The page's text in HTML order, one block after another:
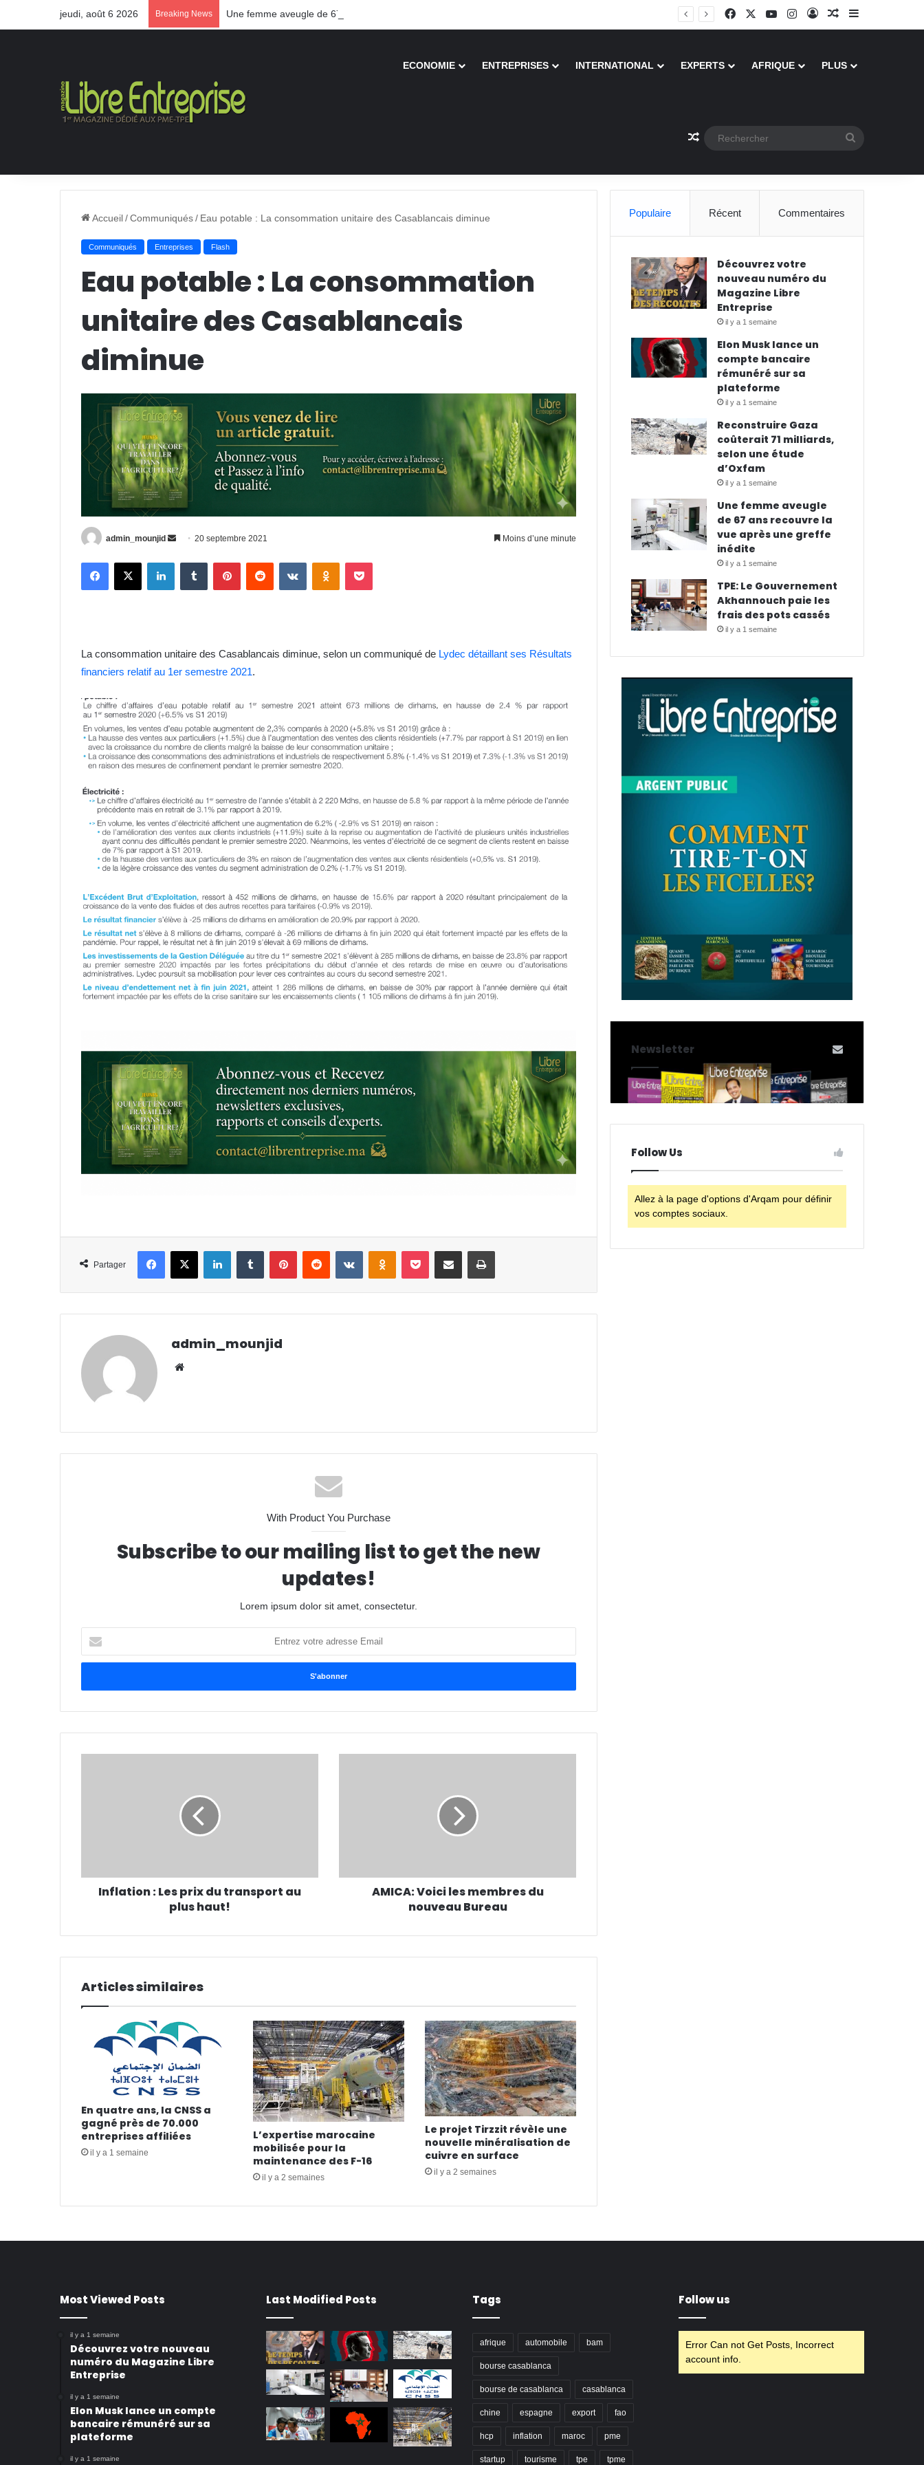
jeudi, août 6 2026 Breaking News Une femme aveugle de 67 ans recouvre la vue après une greffe inédite FacebookYouTubeInstagramConnexion
Article Aléatoire
Sidebar
ECONOMIE ENTREPRISES INTERNATIONAL EXPERTS AFRIQUE PLUS
Article Aléatoire
Accueil/Communiqués/ Eau potable : La consommation unitaire des Casablancais diminue
Communiqués Entreprises Flash
Eau potable : La consommation
unitaire des Casablancais
diminue
admin_mounjid
Envoyer
courriel
20 septembre 2021 Moins d’une minute
Facebook
X LinkedinTumblr PinterestReddit VKontakteOdnoklassniki
Pocket
La consommation unitaire des Casablancais diminue, selon un communiqué de Lydec détaillant ses Résultats
financiers relatif au 1er semestre 2021.
Partager
Facebook
X LinkedinTumblr PinterestReddit VKontakteOdnoklassniki
Pocket Partager par email Imprimer
admin_mounjid
With Product You Purchase
Subscribe to our mailing list to get the new
updates!
Lorem ipsum dolor sit amet, consectetur.
votre
adresse
Inflation : Les prix du transport au
plus haut!
AMICA: Voici les membres du
nouveau Bureau
Articles similaires
En quatre ans, la CNSS a
gagné près de 70.000
entreprises affiliées
il y a 1 semaine
L’expertise marocaine
mobilisée pour la
maintenance des F-16
il y a 2 semaines
Le projet Tirzzit révèle une
nouvelle minéralisation de
cuivre en surface
il y a 2 semaines
Populaire Récent Commentaires
Découvrez votre
nouveau numéro du
Magazine Libre
Entreprise
il y a 1 semaine
Elon Musk lance un
compte bancaire
rémunéré sur sa
plateforme
il y a 1 semaine
Reconstruire Gaza
coûterait 71 milliards,
selon une étude
d’Oxfam
il y a 1 semaine
Une femme aveugle
de 67 ans recouvre la
vue après une greffe
inédite
il y a 1 semaine
TPE: Le Gouvernement
Akhannouch paie les
frais des pots cassés
il y a 1 semaine
Newsletter
Follow Us
Allez à la page d'options d'Arqam pour définir
vos comptes sociaux.
Most Viewed Posts
il y a 1 semaine
Découvrez votre nouveau
numéro du Magazine Libre
Entreprise
il y a 1 semaine
Elon Musk lance un compte
bancaire rémunéré sur sa
plateforme
il y a 1 semaine
Last Modified Posts Tags
afrique automobile bam
bourse casablanca
bourse de casablanca casablanca
chine espagne export fao
hcp inflation maroc pme
startup tourisme tpe tpme
Follow us
Error Can not Get Posts, Incorrect
account info.